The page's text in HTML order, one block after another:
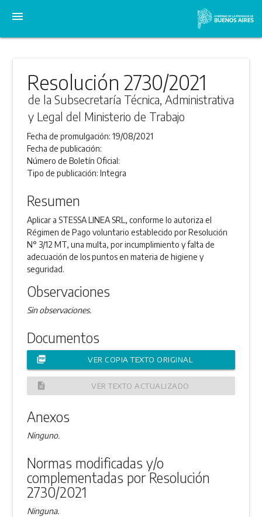
menu
Resolución 2730/2021
de la Subsecretaría Técnica, Administrativa
y Legal del Ministerio de Trabajo
Fecha de promulgación:19/08/2021
Fecha de publicación:
Número de Boletín Oficial:
Tipo de publicación:Integra
Resumen
Aplicar a STESSA LINEA SRL, conforme lo autoriza el
Régimen de Pago voluntario establecido por Resolución
N° 3/12 MT, una multa, por incumplimiento y falta de
adecuación de los puntos en materia de higiene y
seguridad.
Observaciones
Sin observaciones.
Documentos
picture_as_pdf VER COPIA TEXTO ORIGINAL
description VER TEXTO ACTUALIZADO
Anexos
Ninguno.
Normas modificadas y/o
complementadas por Resolución
2730/2021
Ninguna.